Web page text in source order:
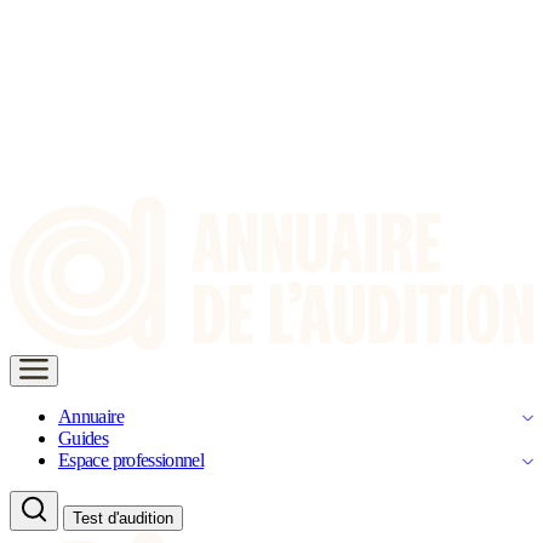
Annuaire
Guides
Espace professionnel
Test d'audition